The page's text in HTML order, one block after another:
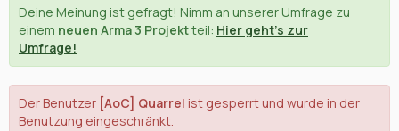
Deine Meinung ist gefragt! Nimm an unserer Umfrage zu
einem neuen Arma 3 Projektteil: Hier geht's zur
Umfrage!
Der Benutzer [AoC] Quarrel ist gesperrt und wurde in der
Benutzung eingeschränkt.